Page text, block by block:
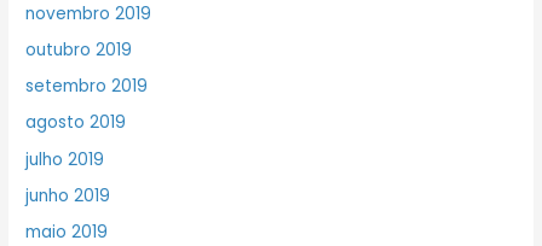
novembro 2019
outubro 2019
setembro 2019
agosto 2019
julho 2019
junho 2019
maio 2019